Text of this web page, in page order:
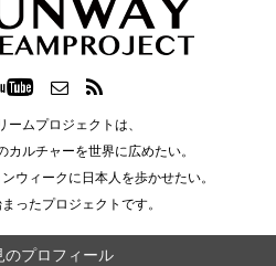
ームプロジェクトは、
ルチャーを世界に広めたい。
ウィークに日本人を歩かせたい。
ったプロジェクトです。
のプロフィール